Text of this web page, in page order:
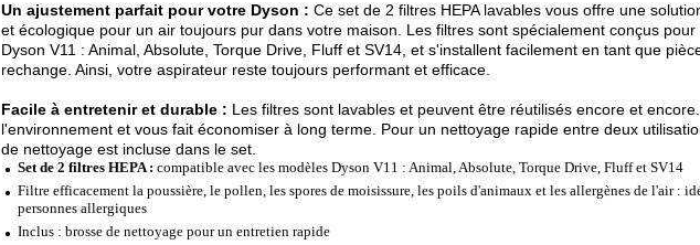
Un ajustement parfait pour votre Dyson : Ce set de 2 filtres HEPA lavables vous offre une
et écologique pour un air toujours pur dans votre maison. Les filtres sont spécialement conçus pour
Dyson V11 : Animal, Absolute, Torque Drive, Fluff et SV14, et s'installent facilement en tant que
rechange. Ainsi, votre aspirateur reste toujours performant et efficace.
Facile à entretenir et durable : Les filtres sont lavables et peuvent être réutilisés encore et
l'environnement et vous fait économiser à long terme. Pour un nettoyage rapide entre deux
de nettoyage est incluse dans le set.
Set de 2 filtres HEPA : compatible avec les modèles Dyson V11 : Animal, Absolute, Torque Drive, Fluff et SV14
Filtre efficacement la poussière, le pollen, les spores de moisissure, les poils d'animaux et les allergènes de l'air :
personnes allergiques
Inclus : brosse de nettoyage pour un entretien rapide